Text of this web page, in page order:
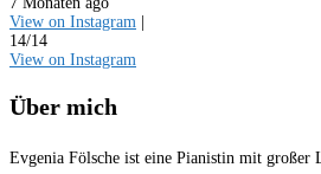
View on Instagram |
14/14
View on Instagram
Über mich
Evgenia Fölsche ist eine Pianistin mit großer